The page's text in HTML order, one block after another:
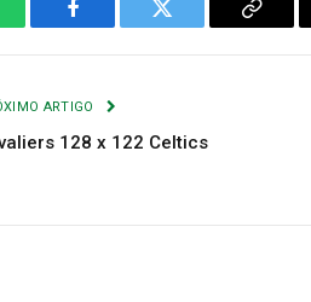
Facebook Twitter
Copiar
ARTIGO
128 x 122 Celtics